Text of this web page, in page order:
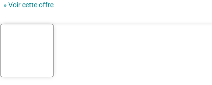
» Voir cette offre